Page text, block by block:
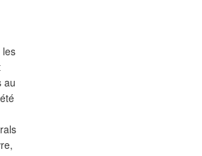
les
au